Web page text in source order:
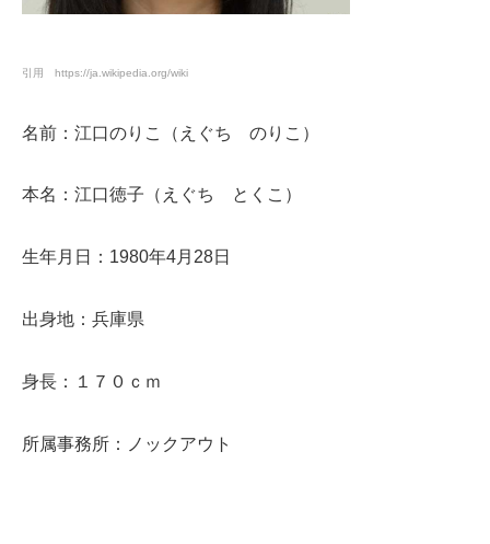
引用 https://ja.wikipedia.org/wiki
名前：江口のりこ（えぐち のりこ）
本名：江口徳子（えぐち とくこ）
生年月日：1980年4月28日
出身地：兵庫県
身長：１７０ｃｍ
所属事務所：ノックアウト